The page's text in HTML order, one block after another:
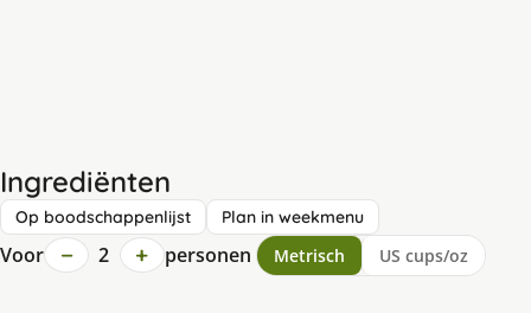
Ingrediënten
Op boodschappenlijst Plan in weekmenu
Voor − 2 + personen Metrisch US cups/oz